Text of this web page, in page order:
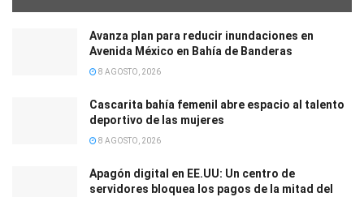
Avanza plan para reducir inundaciones en
Avenida México en Bahía de Banderas
8 AGOSTO, 2026
Cascarita bahía femenil abre espacio al talento
deportivo de las mujeres
8 AGOSTO, 2026
Apagón digital en EE.UU: Un centro de
servidores bloquea los pagos de la mitad del